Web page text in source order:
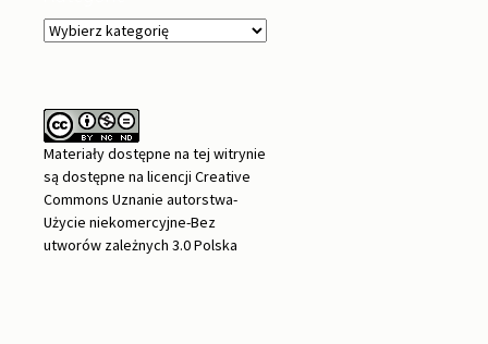
Kategorie
Materiały dostępne na tej witrynie
są dostępne na licencji Creative
Commons Uznanie autorstwa-
Użycie niekomercyjne-Bez
utworów zależnych 3.0 Polska